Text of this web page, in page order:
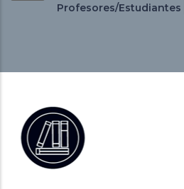
Profesores/Estudiantes